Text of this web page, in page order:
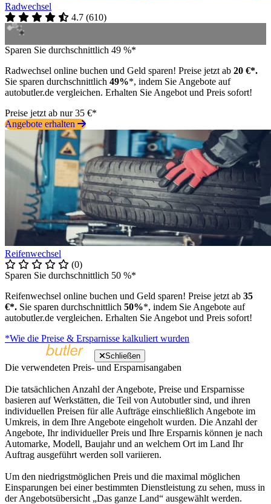
Radwechsel
4.7 (610)
Sparen Sie durchschnittlich 49 %*
Radwechsel online buchen und Geld sparen! Preise jetzt ab 20 €*.
Sie sparen durchschnittlich 49%*, indem Sie Angebote auf
autobutler.de vergleichen. Erhalten Sie Angebot und Preis sofort!
Preise jetzt ab nur 35 €*
Angebote erhalten
Reifenwechsel
(0)
Sparen Sie durchschnittlich 50 %*
Reifenwechsel online buchen und Geld sparen! Preise jetzt ab 35
€*. Sie sparen durchschnittlich 50%*, indem Sie Angebote auf
autobutler.de vergleichen. Erhalten Sie Angebot und Preis sofort!
*Wie die Preise & Ersparnisse kalkuliert wurden
Schließen
Die verwendeten Preis- und Ersparnisangaben
Die tatsächlichen Anzahl der Angebote, Preise und Ersparnisse
basieren auf Werkstätten, die Teil von Autobutler sind, und ihren
individuellen Preisen für alle Aufträge einschließlich Angebote im
Umkreis, in dem Ihre Angebote eingeholt wurden. Die Anzahl der
Angebote, Ihr individueller Preis und Ihre Ersparnis können je nach
Automarke, Modell, Baujahr und an welchem Ort im Land Ihr
Auftrag ausgeführt werden soll variieren.
Um den niedrigstmöglichen Preis und die maximal möglichen
Einsparungen bei einer bestimmten Dienstleistung zu sehen, muss in
der Angebotsübersicht „Das ganze Land“ ausgewählt werden.